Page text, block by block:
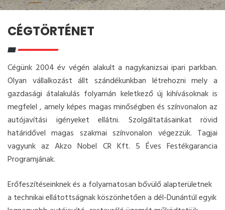
CÉGTÖRTÉNET
Cégünk 2004 év végén alakult a nagykanizsai ipari parkban.
Olyan vállalkozást állt szándékunkban létrehozni mely a
gazdasági átalakulás folyamán keletkező új kihívásoknak is
megfelel , amely képes magas minőségben és színvonalon az
autójavítási igényeket ellátni. Szolgáltatásainkat rövid
határidővel magas szakmai színvonalon végezzük. Tagjai
vagyunk az Akzo Nobel CR Kft. 5 Éves Festékgarancia
Programjának.
Erőfeszítéseinknek és a folyamatosan bővülő alapterületnek
a technikai ellátottságnak köszönhetően a dél-Dunántúl egyik